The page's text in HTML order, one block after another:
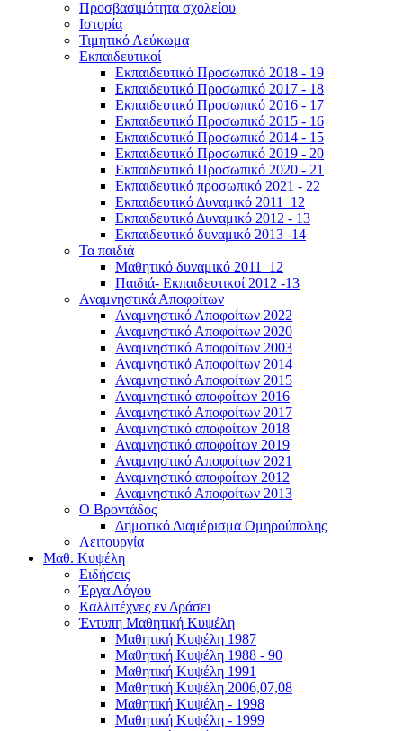
Προσβασιμότητα σχολείου
Ιστορία
Τιμητικό Λεύκωμα
Εκπαιδευτικοί
Εκπαιδευτικό Προσωπικό 2018 - 19
Εκπαιδευτικό Προσωπικό 2017 - 18
Εκπαιδευτικό Προσωπικό 2016 - 17
Εκπαιδευτικό Προσωπικό 2015 - 16
Εκπαιδευτικό Προσωπικό 2014 - 15
Εκπαιδευτικό Προσωπικό 2019 - 20
Εκπαιδευτικό Προσωπικό 2020 - 21
Εκπαιδευτικό προσωπικό 2021 - 22
Εκπαιδευτικό Δυναμικό 2011_12
Εκπαιδευτικό Δυναμικό 2012 - 13
Εκπαιδευτικό δυναμικό 2013 -14
Τα παιδιά
Μαθητικό δυναμικό 2011_12
Παιδιά- Εκπαιδευτικοί 2012 -13
Αναμνηστικά Αποφοίτων
Αναμνηστικό Αποφοίτων 2022
Αναμνηστικό Αποφοίτων 2020
Αναμνηστικό Αποφοίτων 2003
Αναμνηστικό Αποφοίτων 2014
Αναμνηστικό Αποφοίτων 2015
Αναμνηστικό αποφοίτων 2016
Αναμνηστικό Αποφοίτων 2017
Αναμνηστικό αποφοίτων 2018
Αναμνηστικό αποφοίτων 2019
Αναμνηστικό Αποφοίτων 2021
Αναμνηστικό αποφοίτων 2012
Αναμνηστικό Αποφοίτων 2013
Ο Βροντάδος
Δημοτικό Διαμέρισμα Ομηρούπολης
Λειτουργία
Μαθ. Κυψέλη
Ειδήσεις
Έργα Λόγου
Καλλιτέχνες εν Δράσει
Έντυπη Μαθητική Κυψέλη
Μαθητική Κυψέλη 1987
Μαθητική Κυψέλη 1988 - 90
Μαθητική Κυψέλη 1991
Μαθητική Κυψέλη 2006,07,08
Μαθητική Κυψέλη - 1998
Μαθητική Κυψέλη - 1999